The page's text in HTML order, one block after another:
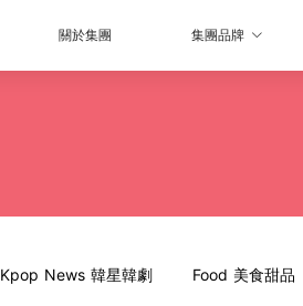
關於集團 集團品牌
Kpop News 韓星韓劇 Food 美食甜品